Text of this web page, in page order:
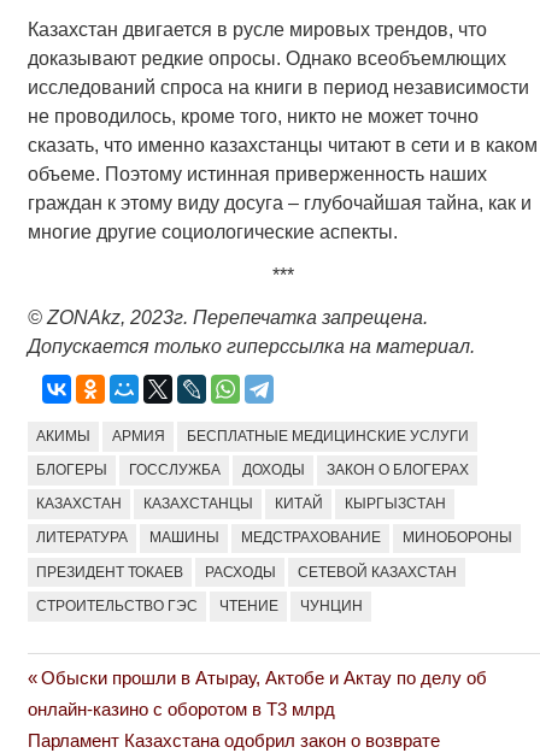
Казахстан двигается в русле мировых трендов, что
доказывают редкие опросы. Однако всеобъемлющих
исследований спроса на книги в период независимости
не проводилось, кроме того, никто не может точно
сказать, что именно казахстанцы читают в сети и в каком
объеме. Поэтому истинная приверженность наших
граждан к этому виду досуга – глубочайшая тайна, как и
многие другие социологические аспекты.
***
© ZONAkz, 2023г. Перепечатка запрещена.
Допускается только гиперссылка на материал.
АКИМЫ АРМИЯ БЕСПЛАТНЫЕ МЕДИЦИНСКИЕ УСЛУГИ
БЛОГЕРЫ ГОССЛУЖБА ДОХОДЫ ЗАКОН О БЛОГЕРАХ
КАЗАХСТАН КАЗАХСТАНЦЫ КИТАЙ КЫРГЫЗСТАН
ЛИТЕРАТУРА МАШИНЫ МЕДСТРАХОВАНИЕ МИНОБОРОНЫ
ПРЕЗИДЕНТ ТОКАЕВ РАСХОДЫ СЕТЕВОЙ КАЗАХСТАН
СТРОИТЕЛЬСТВО ГЭС ЧТЕНИЕ ЧУНЦИН
Навигация
по
Previous
Post:
Обыски прошли в Атырау, Актобе и Актау по делу об
онлайн-казино с оборотом в Т3 млрд
Next
Парламент Казахстана одобрил закон о возврате